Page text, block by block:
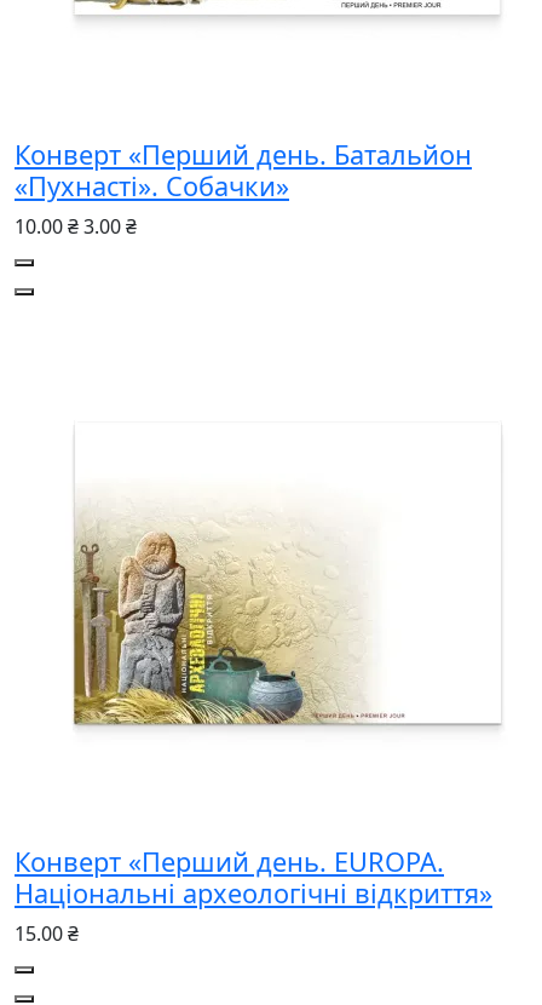
Конверт «Перший день. Батальйон
«Пухнасті». Собачки»
10.00 ₴3.00 ₴
Конверт «Перший день. EUROPA.
Національні археологічні відкриття»
15.00 ₴